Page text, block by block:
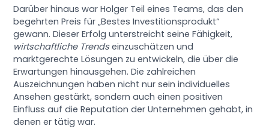
Darüber hinaus war Holger Teil eines Teams, das den
begehrten Preis für „Bestes Investitionsprodukt“
gewann. Dieser Erfolg unterstreicht seine Fähigkeit,
wirtschaftliche Trendseinzuschätzen und
marktgerechte Lösungen zu entwickeln, die über die
Erwartungen hinausgehen. Die zahlreichen
Auszeichnungen haben nicht nur sein individuelles
Ansehen gestärkt, sondern auch einen positiven
Einfluss auf die Reputation der Unternehmen gehabt, in
denen er tätig war.